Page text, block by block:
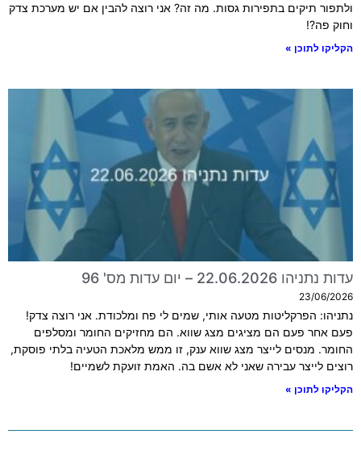
ולתפור תיקים בתפירות גסות. מה זה? אני רוצה להבין אם יש מערכת צדק
וחוק פה?!
הקליקו לתוכן »
עדות נתניהו 22.06.2026 – יום עדות מס' 96
23/06/2026
נתניהו: הפרקליטות מטעה אותי, שמים לי פח ומלכודת. אני רוצה צדק!
פעם אחר פעם הם מציגים מצג שווא. הם מחזיקים החומר ומסלפים
החומר. מנסים לייצר מצג שווא ענק, זו ממש מלאכת הטעיה בלתי פוסקת,
רוצים לייצר עבירה שאני לא אשם בה. האמת זועקת לשמיים!
הקליקו לתוכן »